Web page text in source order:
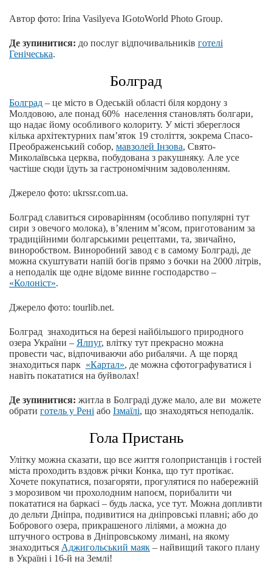
Автор фото: Irina Vasilyeva IGotoWorld Photo Group.
Де зупинитися: до послуг відпочивальників готелі
Генічеська.
Болград
Болград ‒ це місто в Одеській області біля кордону з
Молдовою, але понад 60% населення становлять болгари,
що надає йому особливого колориту. У місті збереглося
кілька архітектурних пам’яток 19 століття, зокрема Спасо-
Преображенський собор, мавзолей Інзова, Свято-
Миколаївська церква, побудована з ракушняку. Але усе
частіше сюди їдуть за гастрономічним задоволенням.
Джерело фото: ukrssr.com.ua.
Болград славиться сироварінням (особливо популярні тут
сири з овечого молока), в’яленим м’ясом, приготованим за
традиційними болгарськими рецептами, та, звичайно,
виноробством. Виноробний завод є в самому Болграді, де
можна скуштувати напій богів прямо з бочки на 2000 літрів,
а неподалік ще одне відоме винне господарство ‒
«Колоніст».
Джерело фото: tourlib.net.
Болград знаходиться на березі найбільшого природного
озера України ‒ Ялпуг, влітку тут прекрасно можна
провести час, відпочиваючи або рибалячи. А ще поряд
знаходиться парк «Картал», де можна сфотографуватися і
навіть покататися на буйволах!
Де зупинитися: житла в Болграді дуже мало, але ви можете
обрати готель у Рені або Ізмаїлі, що знаходяться неподалік.
Гола Пристань
Улітку можна сказати, що все життя голопристанців і гостей
міста проходить вздовж річки Конка, що тут протікає.
Хочете покупатися, позагоряти, прогулятися по набережній
з морозивом чи прохолодним напоєм, порибалити чи
покататися на баркасі ‒ будь ласка, усе тут. Можна допливти
до дельти Дніпра, подивитися на дніпровські плавні; або до
Бобрового озера, прикрашеного ліліями, а можна до
штучного острова в Дніпровському лимані, на якому
знаходиться Аджигольський маяк ‒ найвищий такого плану
в Україні і 16-й на Землі!